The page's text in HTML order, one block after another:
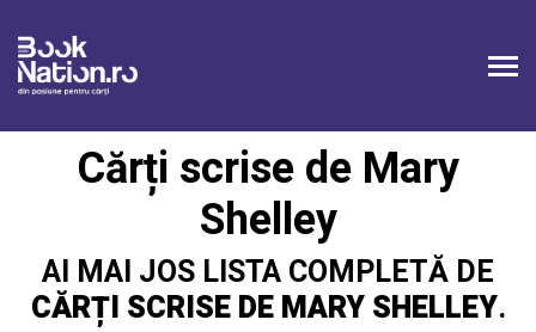
Cărți scrise de Mary
Shelley
AI MAI JOS LISTA COMPLETĂ DE
CĂRȚI SCRISE DE MARY SHELLEY.